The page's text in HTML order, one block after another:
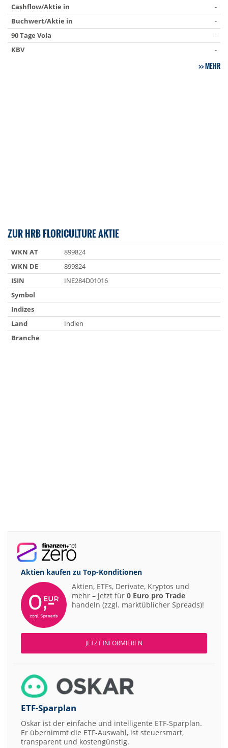
Cashflow/Aktie in
-
Buchwert/Aktie in
-
90 Tage Vola
-
KBV
-
MEHR
ZUR HRB FLORICULTURE AKTIE
WKN AT
899824
WKN DE
899824
ISIN
INE284D01016
Symbol
Indizes
Land
Indien
Branche
Aktien kaufen zu Top-Konditionen
Aktien, ETFs, Derivate, Kryptos und
mehr – jetzt für 0 Euro pro Trade
handeln (zzgl. marktüblicher Spreads)!
JETZT INFORMIEREN
ETF-Sparplan
Oskar ist der einfache und intelligente ETF-Sparplan.
Er übernimmt die ETF-Auswahl, ist steuersmart,
transparent und kostengünstig.